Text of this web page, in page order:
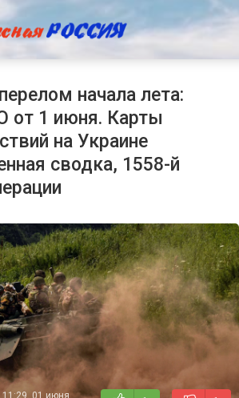
начала лета:
от 1 июня. Карты
на Украине
сводка, 1558-й
11:29, 01 июня